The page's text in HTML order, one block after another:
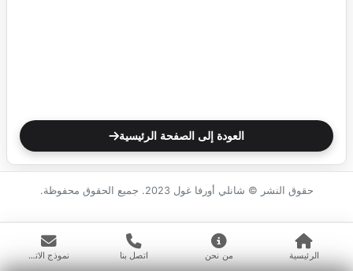
الرئيسية من نحن اتصل بنا نموذج الاتصال
العودة إلى الصفحة الرئيسية
حقوق النشر © شانلي أورفا غول 2023. جميع الحقوق محفوظة.